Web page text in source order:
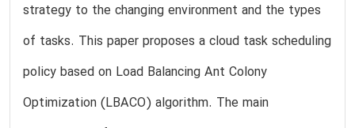
strategy to the changing environment and the types
of tasks. This paper proposes a cloud task scheduling
policy based on Load Balancing Ant Colony
Optimization (LBACO) algorithm. The main